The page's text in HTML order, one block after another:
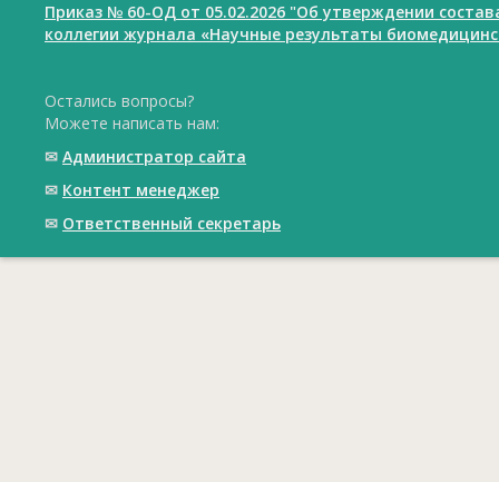
Приказ № 60-ОД от 05.02.2026 "Об утверждении
коллегии журнала «Научные результаты
Остались вопросы?
Можете написать нам:
✉ Администратор сайта
✉ Контент менеджер
✉ Ответственный cекретарь